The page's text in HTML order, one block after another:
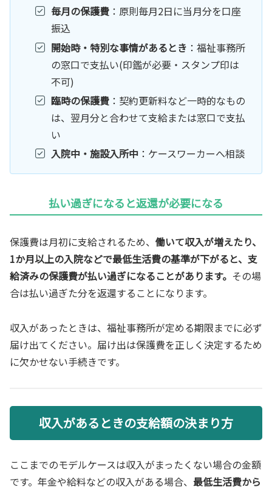
毎月の保護費：原則毎月2日に当月分を口座
振込
開始時・特別な事情があるとき ：福祉事務所
の窓口で支払い(印鑑が必要・スタンプ印は
不可)
臨時の保護費：契約更新料など一時的なもの
は、翌月分と合わせて支給または窓口で支払
い
入院中・施設入所中：ケースワーカーへ相談
払い過ぎになると返還が必要になる
保護費は月初に支給されるため、 働いて収入が増えたり、
1か月以上の入院などで最低生活費の基準が下がると、支
給済みの保護費が払い過ぎになることがあります。 その場
合は払い過ぎた分を返還することになります。
収入があったときは、福祉事務所が定める期限までに必ず
届け出てください。届け出は保護費を正しく決定するため
に欠かせない手続きです。
収入があるときの支給額の決まり方
ここまでのモデルケースは収入がまったくない場合の金額
です。年金や給料などの収入がある場合、 最低生活費から